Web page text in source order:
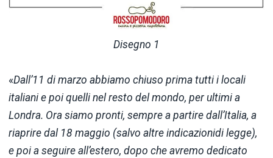
Disegno 1
«Dall’11 di marzo abbiamo chiuso prima tutti i locali
italiani e poi quelli nel resto del mondo, per ultimi a
Londra. Ora siamo pronti, sempre a partire dall’Italia, a
riaprire dal 18 maggio (salvo altre indicazionidi legge),
e poi a seguire all’estero, dopo che avremo dedicato